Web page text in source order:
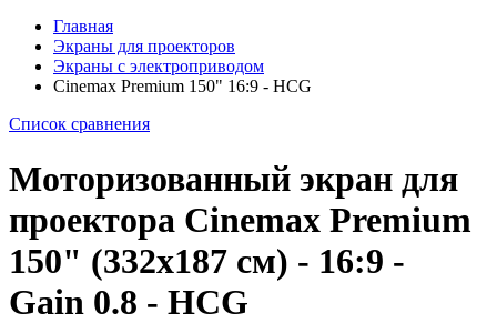
Главная
Экраны для проекторов
Экраны с электроприводом
Cinemax Premium 150" 16:9 - HCG
Список сравнения
Моторизованный экран для
проектора Cinemax Premium
150" (332x187 см) - 16:9 -
Gain 0.8 - HCG